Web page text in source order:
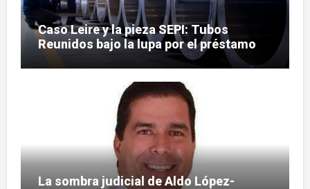
Caso Leire y la pieza SEPI: Tubos
Reunidos bajo la lupa por el préstamo
de 112,8 millones
La sombra judicial de Aldo López-